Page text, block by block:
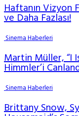
Haftanın Vizyon
ve Daha Fazlası!
Sinema Haberleri
Martin Müller, “I
Himmler’i
Sinema Haberleri
Brittany Snow,